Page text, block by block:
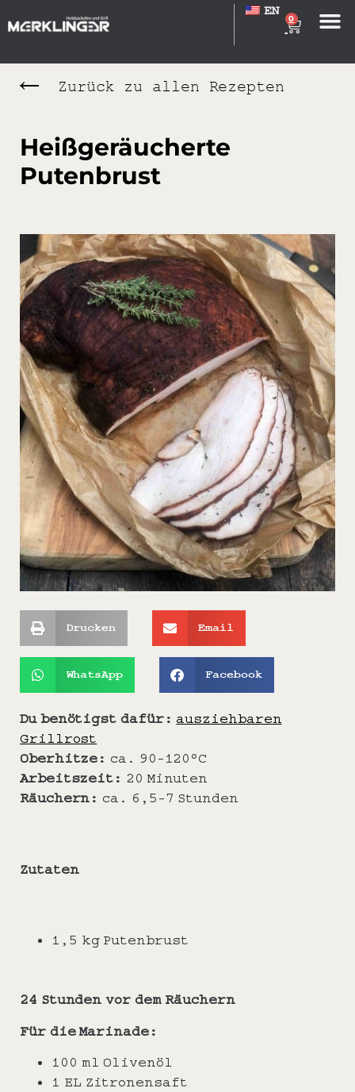
0
EN
Zurück zu allen Rezepten
Heißgeräucherte
Putenbrust
Drucken Email
WhatsApp Facebook
Du benötigst dafür: ausziehbaren
Grillrost
Oberhitze: ca. 90-120°C
Arbeitszeit: 20 Minuten
Räuchern: ca. 6,5-7 Stunden
Zutaten
1,5 kg Putenbrust
24 Stunden vor dem Räuchern
Für die Marinade:
100 ml Olivenöl
1 EL Zitronensaft